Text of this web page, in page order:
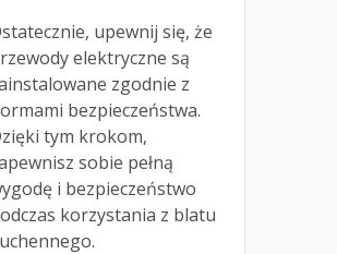
upewnij się, że
elektryczne są
zgodnie z
bezpieczeństwa.
tym krokom,
sobie pełną
i bezpieczeństwo
korzystania z blatu